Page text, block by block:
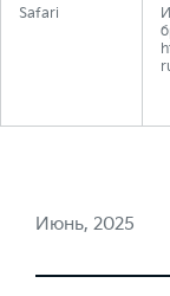
Safari
Июнь, 2025